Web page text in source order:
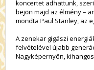
koncertet adhattunk,
bejön majd az élmény –
mondta Paul Stanley, az
A zenekar gigászi
felvételével újabb
Nagyképernyőn,